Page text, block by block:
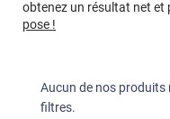
obtenez un résultat net et
pose !
Aucun de nos produits
filtres.